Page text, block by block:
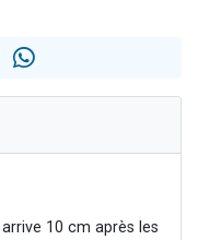
Diane, 80 ans, dans un appartement insalubre
Reloger Rivka, 6 enfants, victime de violences...
10 cm après les